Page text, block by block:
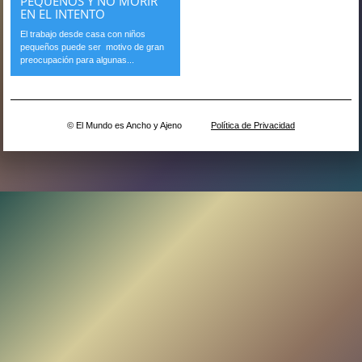
EN EL INTENTO
El trabajo desde casa con niños
pequeños puede ser motivo de gran
preocupación para algunas...
© El Mundo es Ancho y Ajeno Política de Privacidad